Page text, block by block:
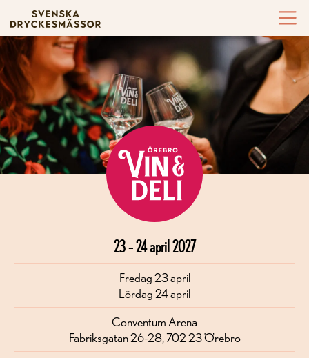
Hoppa till innehållet
23 – 24 april 2027
Fredag 23 april
Lördag 24 april
Conventum Arena
Fabriksgatan 26-28, 702 23 Örebro